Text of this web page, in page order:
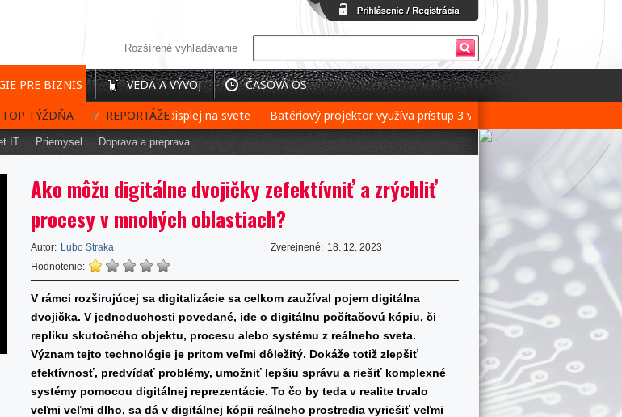
Rozšírené vyhľadávanie
PRE BIZNIS VEDA A VÝVOJ
ČASOVÁ OS
TOP TÝŽDŇA REPORTÁŽE
IT Priemysel Doprava a preprava
interaktívny 3D holografický displej na svete Batériový projektor využíva prístup 3 v 1 pre flexibilné nastavenie
Ako môžu digitálne dvojičky zefektívniť a zrýchliť
procesy v mnohých oblastiach?
Autor: Lubo Straka Zverejnené: 18. 12. 2023
Hodnotenie:
V rámci rozširujúcej sa digitalizácie sa celkom zaužíval pojem digitálna
dvojička. V jednoduchosti povedané, ide o digitálnu počítačovú kópiu, či
repliku skutočného objektu, procesu alebo systému z reálneho sveta.
Význam tejto technológie je pritom veľmi dôležitý. Dokáže totiž zlepšiť
efektívnosť, predvídať problémy, umožniť lepšiu správu a riešiť komplexné
systémy pomocou digitálnej reprezentácie. To čo by teda v realite trvalo
veľmi veľmi dlho, sa dá v digitálnej kópii reálneho prostredia vyriešiť veľmi